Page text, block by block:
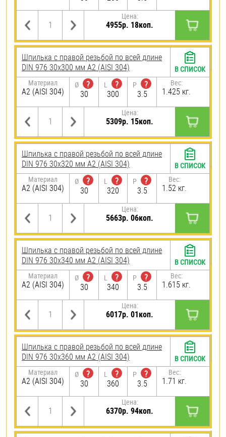
Цена:
4955р. 18коп.
Шпилька с правой резьбой по всей длине
DIN 976 30х300 мм А2 (AISI 304)
Материал
А2 (AISI 304)
Ø
?
30
L
?
300
P
?
3.5
Вес:
1.425 кг.
Цена:
5309р. 15коп.
В СПИСОК
Шпилька с правой резьбой по всей длине
DIN 976 30х320 мм А2 (AISI 304)
Материал
А2 (AISI 304)
Ø
?
30
L
?
320
P
?
3.5
Вес:
1.52 кг.
Цена:
5663р. 06коп.
В СПИСОК
Шпилька с правой резьбой по всей длине
DIN 976 30х340 мм А2 (AISI 304)
Материал
А2 (AISI 304)
Ø
?
30
L
?
340
P
?
3.5
Вес:
1.615 кг.
Цена:
6017р. 01коп.
В СПИСОК
Шпилька с правой резьбой по всей длине
DIN 976 30х360 мм А2 (AISI 304)
Материал
А2 (AISI 304)
Ø
?
30
L
?
360
P
?
3.5
Вес:
1.71 кг.
Цена:
6370р. 94коп.
В СПИСОК